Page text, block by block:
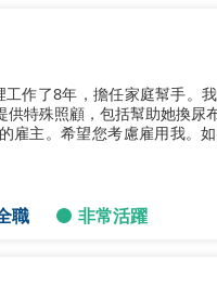
作了8年，擔任家庭幫手。
特殊照顧，包括幫助她換尿
雇主。希望您考慮雇用我。
職 非常活躍